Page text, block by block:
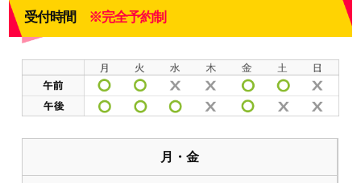
受付時間 ※完全予約制
月・金